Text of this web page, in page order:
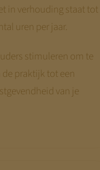
in verhouding staat tot
uren per jaar.
stimuleren om te
praktijk tot een
van je